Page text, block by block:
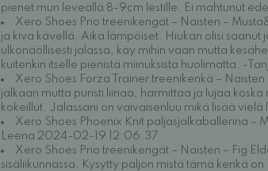
pienet mun leveällä 8-9cm lestille. Ei mahtunut
Xero Shoes Prio treenikengät – Naisten –
ja kiva kävellä. Aika lämpöiset. Hiukan olisi
ulkonäöllisesti jalassa, käy mihin vaan mutta
kuitenkin itselle pienistä miinuksista huolimatta. -
Xero Shoes Forza Trainer treenikenkä –
jalkaan mutta puristi liinaa, harmittaa ja lujaa
kokeillut. Jalassani on vaivaisenluu mikä lisää
Xero Shoes Phoenix Knit paljasjalkaballerina –
Leena 2024-02-19 12:06:37
Xero Shoes Prio treenikengät – Naisten – Fig
sisäliikunnassa. Kysytty paljon mistä tämä kenkä